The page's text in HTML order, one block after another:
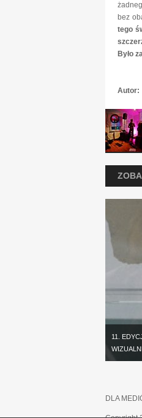
bez
tego
Było
Autor:
11.
DLA